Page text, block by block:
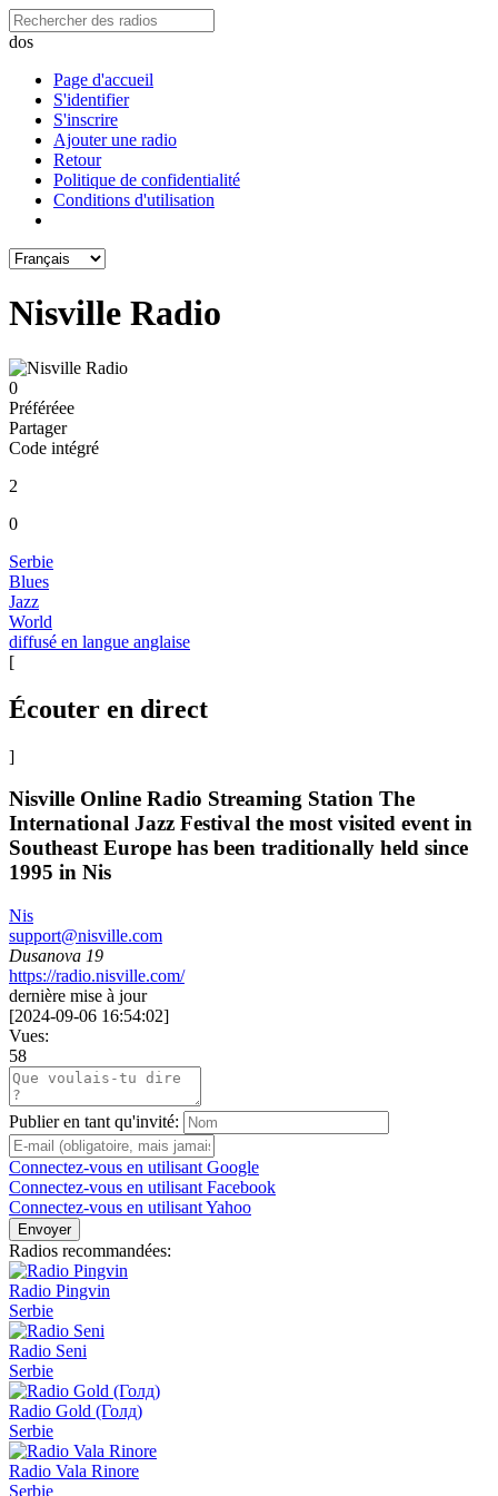
dos
Page d'accueil
S'identifier
S'inscrire
Ajouter une radio
Retour
Politique de confidentialité
Conditions d'utilisation
Nisville Radio
0
Préféréeе
Partager
Code intégré
2
0
Serbie
Blues
Jazz
World
diffusé en langue anglaise
[
Écouter en direct
]
Nisville Online Radio Streaming Station The
International Jazz Festival the most visited event in
Southeast Europe has been traditionally held since
1995 in Nis
Nis
support@nisville.com
Dusanova 19
https://radio.nisville.com/
dernière mise à jour
[2024-09-06 16:54:02]
Vues:
58
Publier en tant qu'invité:
Connectez-vous en utilisant Google
Connectez-vous en utilisant Facebook
Connectez-vous en utilisant Yahoo
Envoyer
Radios recommandées:
Radio Pingvin
Serbie
Radio Seni
Serbie
Radio Gold (Голд)
Serbie
Radio Vala Rinore
Serbie